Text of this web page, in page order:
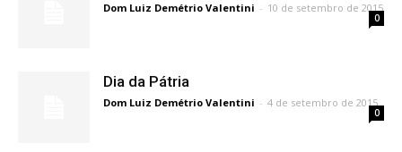
Dom Luiz Demétrio Valentini - 10 de setembro de 2015
0
Dia da Pátria
Dom Luiz Demétrio Valentini - 4 de setembro de 2015
0